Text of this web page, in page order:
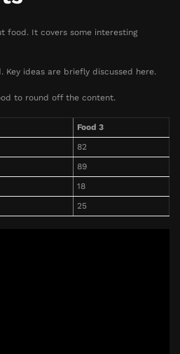
food. It covers some interesting
Key ideas are briefly discussed here.
to round off the content.
Food 3
82
89
18
25